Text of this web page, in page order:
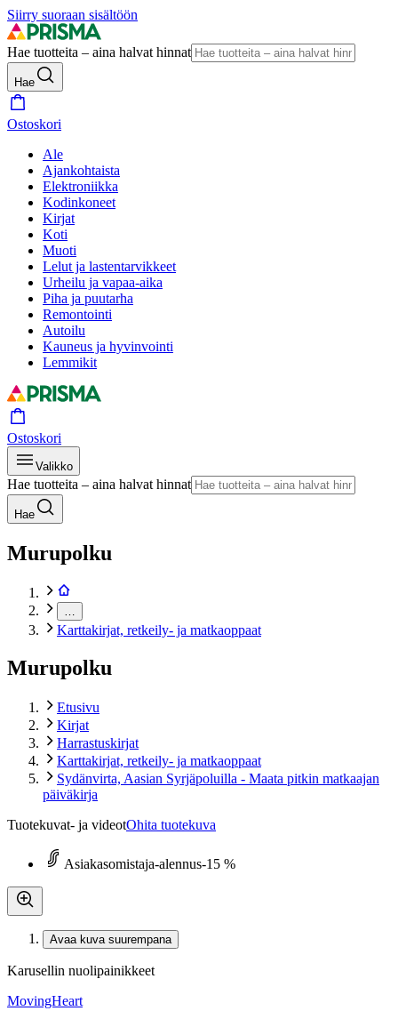
Siirry suoraan sisältöön
Hae tuotteita – aina halvat hinnat
Hae
Ostoskori
Ale
Ajankohtaista
Elektroniikka
Kodinkoneet
Kirjat
Koti
Muoti
Lelut ja lastentarvikkeet
Urheilu ja vapaa-aika
Piha ja puutarha
Remontointi
Autoilu
Kauneus ja hyvinvointi
Lemmikit
Ostoskori
Valikko
Hae tuotteita – aina halvat hinnat
Hae
Murupolku
Karttakirjat, retkeily- ja matkaoppaat
Murupolku
Etusivu
Kirjat
Harrastuskirjat
Karttakirjat, retkeily- ja matkaoppaat
Sydänvirta, Aasian Syrjäpoluilla - Maata pitkin matkaajan
päiväkirja
Tuotekuvat- ja videotOhita tuotekuva
Asiakasomistaja-alennus-15 %
Avaa kuva suurempana
Karusellin nuolipainikkeet
MovingHeart